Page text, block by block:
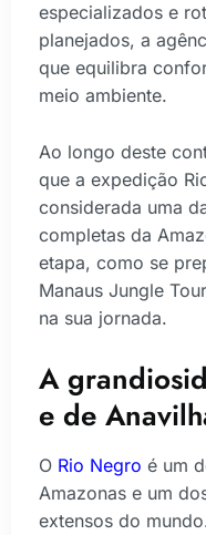
especializados e
planejados, a
que equilibra
meio ambiente.
Ao longo deste
que a expedição
considerada uma
completas da
etapa, como se
Manaus Jungle
na sua jornada.
A
e de
O Rio Negro é um
Amazonas e um
extensos do